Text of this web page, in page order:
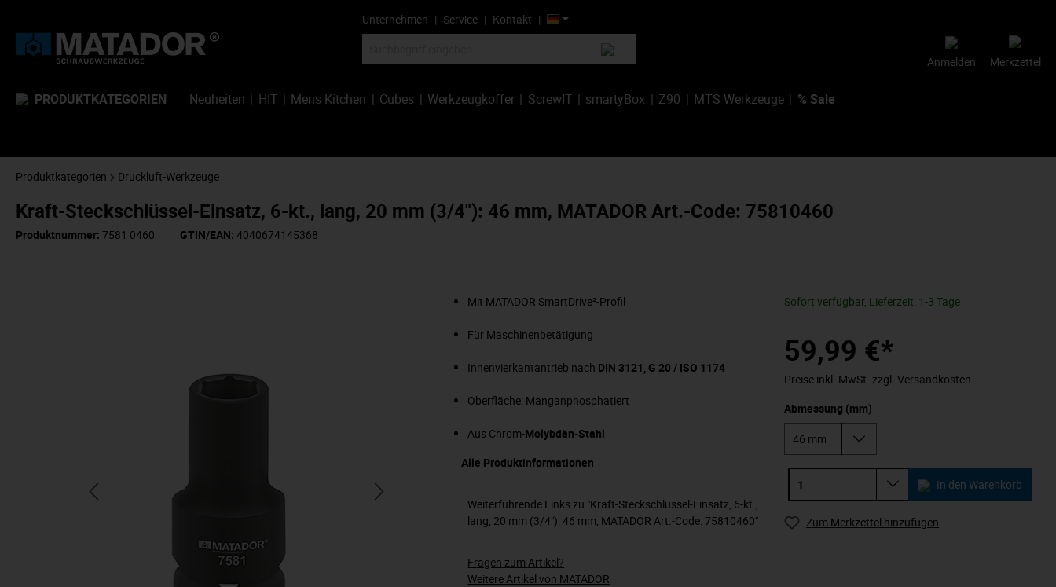
Unternehmen Service Kontakt
Merkzettel
Anmelden
PRODUKTKATEGORIEN Neuheiten HIT Mens Kitchen Cubes Werkzeugkoffer ScrewIT smartyBox Z90 MTS Werkzeuge % Sale
Produktkategorien Druckluft-Werkzeuge
Kraft-Steckschlüssel-Einsatz, 6-kt., lang, 20 mm (3/4"): 46 mm, MATADOR Art.-Code: 75810460
Produktnummer: 7581 0460 GTIN/EAN: 4040674145368
Mit MATADOR SmartDrive²-Profil
Für Maschinenbetätigung
Innenvierkantantrieb nach DIN 3121, G 20 / ISO 1174
Oberfläche: Manganphosphatiert
Aus Chrom-Molybdän-Stahl
Alle Produktinformationen
Weiterführende Links zu "Kraft-Steckschlüssel-Einsatz, 6-kt.,
lang, 20 mm (3/4"): 46 mm, MATADOR Art.-Code: 75810460"
Fragen zum Artikel?
Weitere Artikel von MATADOR
Sofort verfügbar, Lieferzeit: 1-3 Tage
59,99 €*
Preise inkl. MwSt. zzgl. Versandkosten
Abmessung (mm)
In den Warenkorb
Zum Merkzettel hinzufügen